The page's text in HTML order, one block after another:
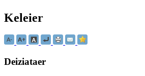
Keleier
Deiziataer